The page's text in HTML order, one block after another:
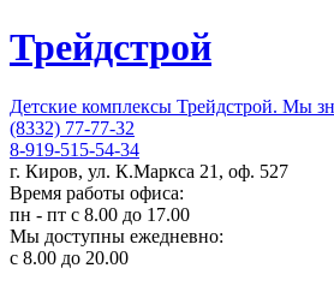
Трейдстрой
Детские комплексы Трейдстрой. Мы
(8332) 77-77-32
8-919-515-54-34
г. Киров, ул. К.Маркса 21, оф. 527
Время работы офиса:
пн - пт с 8.00 до 17.00
Мы доступны ежедневно:
с 8.00 до 20.00